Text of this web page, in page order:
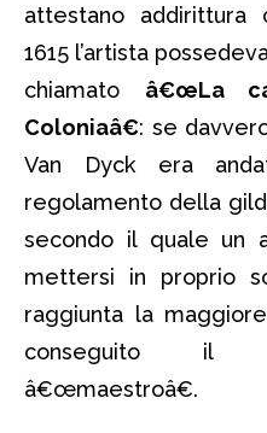
attestano
1615 l’artista
chiamato â€œLa
Coloniaâ€: se
Van Dyck era
regolamento della
secondo il quale un
mettersi in proprio
raggiunta la
conseguito
â€œmaestroâ€.